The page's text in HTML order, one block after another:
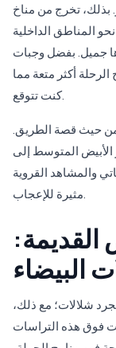
بذلك، تخرج من مناخ
المناطق الداخلية
جميل. بفضل وجبات
الرحلة أكثر متعة مما
كنت تتوقع.
حيث قصة الطريق.
الأبيض المتوسط إلى
والمشاهد القروية
مثيرة للإعجاب.
القديمة:
البيضاء
شلالات؛ مع ذلك،
فوق هذه التراسات